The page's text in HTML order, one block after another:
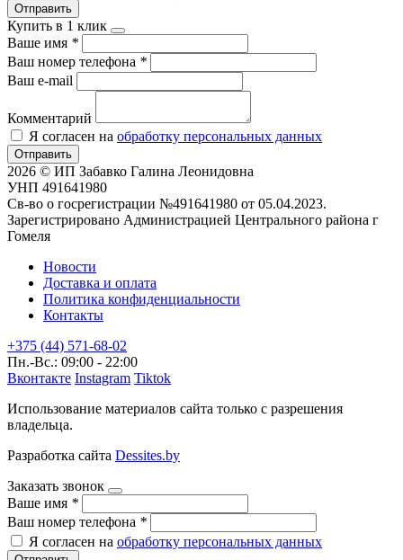
Отправить
Купить в 1 клик
Ваше имя *
Ваш номер телефона *
Ваш e-mail
Комментарий
Я согласен на обработку персональных данных
Отправить
2026 © ИП Забавко Галина Леонидовна
УНП 491641980
Св-во о госрегистрации №491641980 от 05.04.2023.
Зарегистрировано Администрацией Центрального района г
Гомеля
Новости
Доставка и оплата
Политика конфиденциальности
Контакты
+375 (44) 571-68-02
Пн.-Вс.: 09:00 - 22:00
Вконтакте Instagram Tiktok
Использование материалов сайта только с разрешения
владельца.
Разработка сайта Dessites.by
Заказать звонок
Ваше имя *
Ваш номер телефона *
Я согласен на обработку персональных данных